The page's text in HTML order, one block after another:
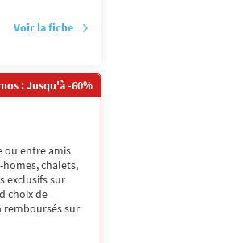
Voir la fiche
: Jusqu'à -60%
ou entre amis
homes, chalets,
exclusifs sur
choix de
remboursés sur